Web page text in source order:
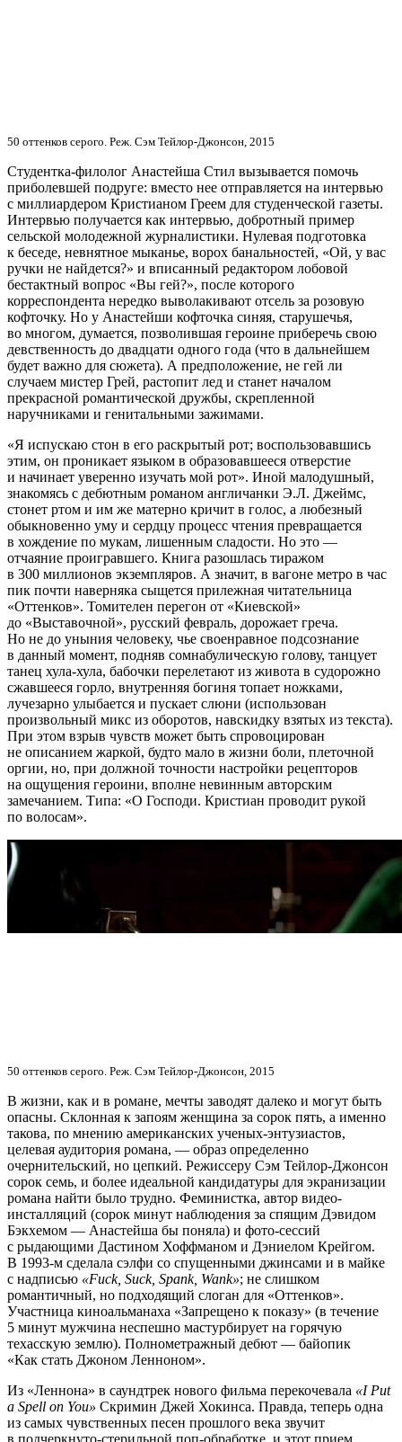
50 оттенков серого. Реж. Сэм Тейлор-Джонсон, 2015
Студентка-филолог Анастейша Стил вызывается помочь
приболевшей подруге: вместо нее отправляется на интервью
с миллиардером Кристианом Греем для студенческой газеты.
Интервью получается как интервью, добротный пример
сельской молодежной журналистики. Нулевая подготовка
к беседе, невнятное мыканье, ворох банальностей, «Ой, у вас
ручки не найдется?» и вписанный редактором лобовой
бестактный вопрос «Вы гей?», после которого
корреспондента нередко выволакивают отсель за розовую
кофточку. Но у Анастейши кофточка синяя, старушечья,
во многом, думается, позволившая героине приберечь свою
девственность до двадцати одного года (что в дальнейшем
будет важно для сюжета). А предположение, не гей ли
случаем мистер Грей, растопит лед и станет началом
прекрасной романтической дружбы, скрепленной
наручниками и генитальными зажимами.
«Я испускаю стон в его раскрытый рот; воспользовавшись
этим, он проникает языком в образовавшееся отверстие
и начинает уверенно изучать мой рот». Иной малодушный,
знакомясь с дебютным романом англичанки Э.Л. Джеймс,
стонет ртом и им же матерно кричит в голос, а любезный
обыкновенно уму и сердцу процесс чтения превращается
в хождение по мукам, лишенным сладости. Но это —
отчаяние проигравшего. Книга разошлась тиражом
в 300 миллионов экземпляров. А значит, в вагоне метро в час
пик почти наверняка сыщется прилежная читательница
«Оттенков». Томителен перегон от «Киевской»
до «Выставочной», русский февраль, дорожает греча.
Но не до уныния человеку, чье своенравное подсознание
в данный момент, подняв сомнабулическую голову, танцует
танец хула-хула, бабочки перелетают из живота в судорожно
сжавшееся горло, внутренняя богиня топает ножками,
лучезарно улыбается и пускает слюни (использован
произвольный микс из оборотов, навскидку взятых из текста).
При этом взрыв чувств может быть спровоцирован
не описанием жаркой, будто мало в жизни боли, плеточной
оргии, но, при должной точности настройки рецепторов
на ощущения героини, вполне невинным авторским
замечанием. Типа: «О Господи. Кристиан проводит рукой
по волосам».
50 оттенков серого. Реж. Сэм Тейлор-Джонсон, 2015
В жизни, как и в романе, мечты заводят далеко и могут быть
опасны. Склонная к запоям женщина за сорок пять, а именно
такова, по мнению американских ученых-энтузиастов,
целевая аудитория романа, — образ определенно
очернительский, но цепкий. Режиссеру Сэм Тейлор-Джонсон
сорок семь, и более идеальной кандидатуры для экранизации
романа найти было трудно. Феминистка, автор видео-
инсталляций (сорок минут наблюдения за спящим Дэвидом
Бэкхемом — Анастейша бы поняла) и фото-сессий
с рыдающими Дастином Хоффманом и Дэниелом Крейгом.
В 1993-м сделала сэлфи со спущенными джинсами и в майке
с надписью «Fuck, Suck, Spank, Wank»; не слишком
романтичный, но подходящий слоган для «Оттенков».
Участница киноальманаха «Запрещено к показу» (в течение
5 минут мужчина неспешно мастурбирует на горячую
техасскую землю). Полнометражный дебют — байопик
«Как стать Джоном Ленноном».
Из «Леннона» в саундтрек нового фильма перекочевала «I Put
a Spell on You» Скримин Джей Хокинса. Правда, теперь одна
из самых чувственных песен прошлого века звучит
в подчеркнуто-стерильной поп-обработке, и этот прием